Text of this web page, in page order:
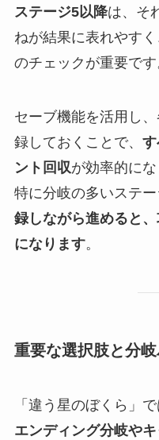
ステージ5以降は、そ
ねが結果に表れやす
のチェックが重要です
セーブ機能を活用し
録しておくことで、
ント回収が効率的にな
特に分岐の多いステー
録しながら進めると
になります。
重要な選択肢と分
「違う星のぼくら」で
エンディング分岐や